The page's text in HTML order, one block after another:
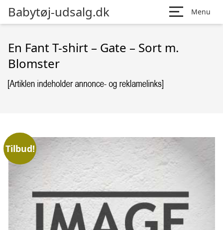
Babytøj-udsalg.dk Menu
En Fant T-shirt – Gate – Sort m.
Blomster
Tilbud!